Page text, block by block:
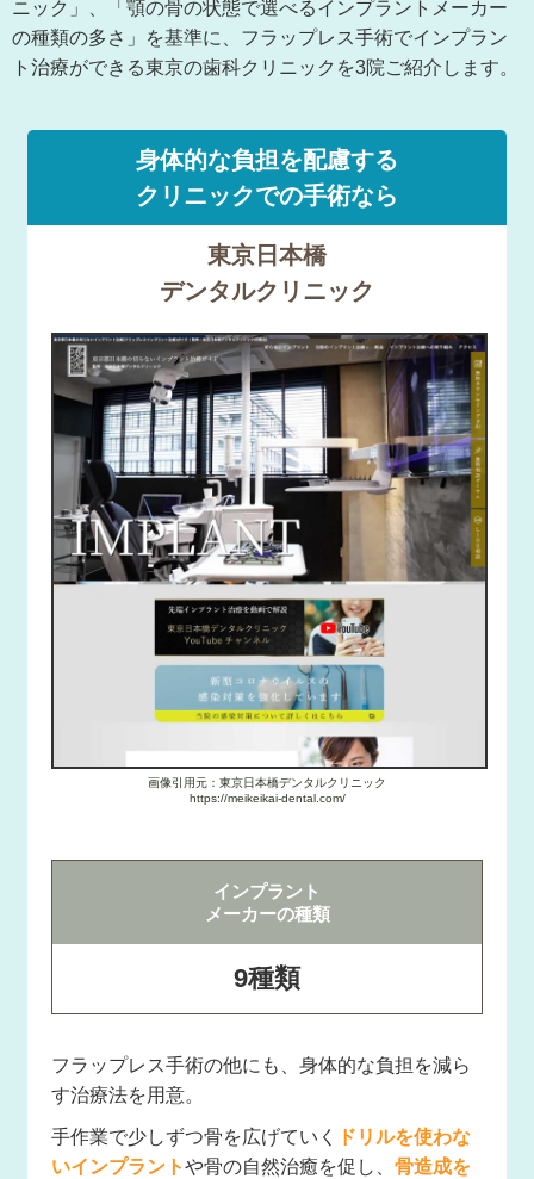
ニック」、「顎の骨の状態で選べるインプラントメーカー
の種類の多さ」を基準に、フラップレス手術でインプラン
ト治療ができる東京の歯科クリニックを3院ご紹介します。
身体的な負担を配慮する
クリニックでの手術なら
東京日本橋
デンタルクリニック
画像引用元：東京日本橋デンタルクリニック
https://meikeikai-dental.com/
インプラント
メーカーの種類
9種類
フラップレス手術の他にも、身体的な負担を減ら
す治療法を用意。
手作業で少しずつ骨を広げていく
ドリルを使わな
いインプラントや骨の自然治癒を促し、 骨造成を